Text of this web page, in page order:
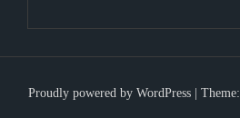
Proudly powered by WordPress Theme: